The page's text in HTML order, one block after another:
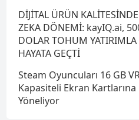
DİJİTAL ÜRÜN KALİTESİNDE
ZEKA DÖNEMİ: kayIQ.ai,
DOLAR TOHUM YATIRIMLA
HAYATA GEÇTİ
Steam Oyuncuları 16 GB
Kapasiteli Ekran Kartlarına
Yöneliyor